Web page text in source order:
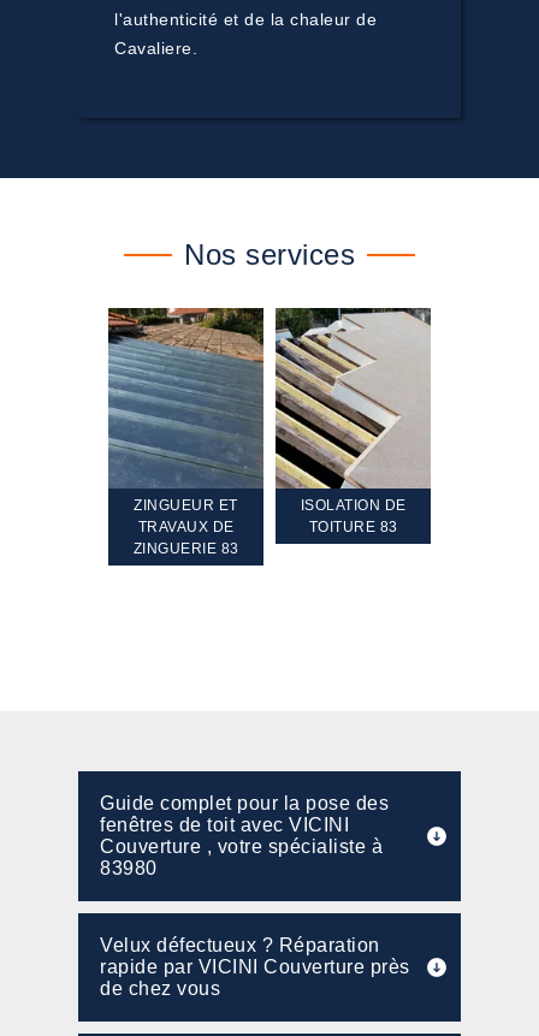
l'authenticité et de la chaleur de
Cavaliere.
Nos services
ZINGUEUR ET
TRAVAUX DE
ZINGUERIE 83
ISOLATION DE
TOITURE 83
Guide complet pour la pose des
fenêtres de toit avec VICINI
Couverture , votre spécialiste à
83980
Velux défectueux ? Réparation
rapide par VICINI Couverture près
de chez vous